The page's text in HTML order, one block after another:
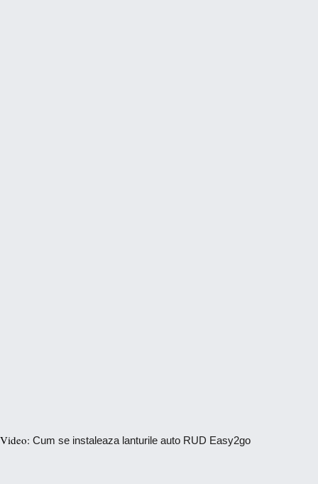
Video: Cum se instaleaza lanturile auto RUD Easy2go